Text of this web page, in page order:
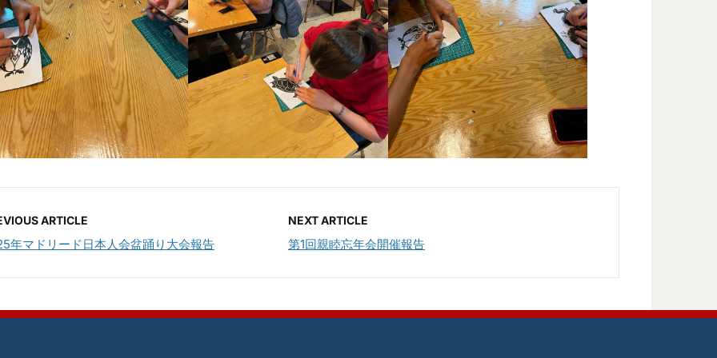
ARTICLE
年マドリード日本人会盆踊り大会報告
NEXT ARTICLE
第1回親睦忘年会開催報告